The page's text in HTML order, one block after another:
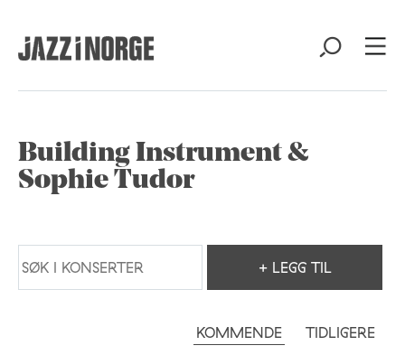
Building Instrument &
Sophie Tudor
+ LEGG TIL
KOMMENDE TIDLIGERE